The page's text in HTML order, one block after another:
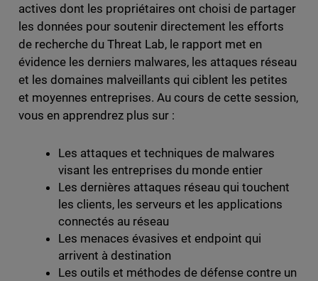
actives dont les propriétaires ont choisi de partager
les données pour soutenir directement les efforts
de recherche du Threat Lab, le rapport met en
évidence les derniers malwares, les attaques réseau
et les domaines malveillants qui ciblent les petites
et moyennes entreprises. Au cours de cette session,
vous en apprendrez plus sur :
Les attaques et techniques de malwares
visant les entreprises du monde entier
Les dernières attaques réseau qui touchent
les clients, les serveurs et les applications
connectés au réseau
Les menaces évasives et endpoint qui
arrivent à destination
Les outils et méthodes de défense contre un